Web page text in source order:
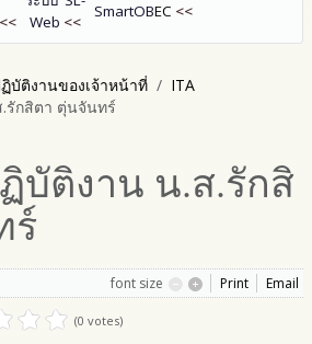
<<
Web <<
SmartOBEC <<
บัติงานของเจ้าหน้าที่
ITA
รักสิตา ตุ่นจันทร์
บัติงาน น.ส.รักสิ
ร์
font size Print Email
(0 votes)